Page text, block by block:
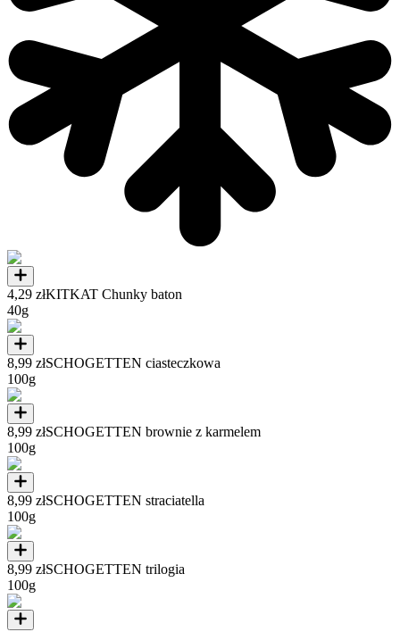
4,29 złKITKAT Chunky baton
40g
8,99 złSCHOGETTEN ciasteczkowa
100g
8,99 złSCHOGETTEN brownie z karmelem
100g
8,99 złSCHOGETTEN straciatella
100g
8,99 złSCHOGETTEN trilogia
100g